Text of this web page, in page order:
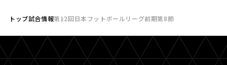
トップ試合情報第12回日本フットボールリーグ前期第8節